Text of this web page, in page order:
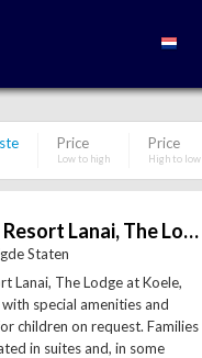
Price
Low to high
Price
High to low
Four Seasons Resort Lanai, The Lodge at Koele
Staten
Lanai, The Lodge at Koele,
special amenities and
children on request. Families
in suites and, in some